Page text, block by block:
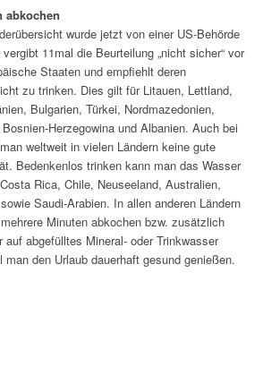
abkochen
wurde jetzt von einer US-Behörde
11mal die Beurteilung „nicht sicher“ vor
Staaten und empfiehlt deren
zu trinken. Dies gilt für Litauen, Lettland,
Bulgarien, Türkei, Nordmazedonien,
Herzegowina und Albanien. Auch bei
weltweit in vielen Ländern keine gute
Bedenkenlos trinken kann man das Wasser
Rica, Chile, Neuseeland, Australien,
Saudi-Arabien. In allen anderen Ländern
Minuten abkochen bzw. zusätzlich
auf abgefülltes Mineral- oder Trinkwasser
den Urlaub dauerhaft gesund genießen.